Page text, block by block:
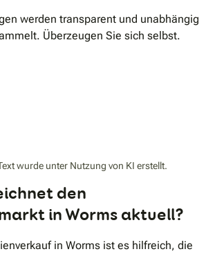
werden transparent und unabhängig
Überzeugen Sie sich selbst.
wurde unter Nutzung von KI erstellt.
den
in Worms aktuell?
in Worms ist es hilfreich, die